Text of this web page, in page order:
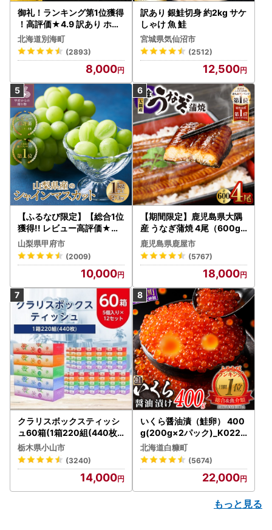
御礼！ランキング第1位獲得
！高評価★4.9 訳あり ホタ
テ 400g（ほたて 帆立 貝柱
冷凍 ）
北海道別海町
(2893)
8,000
訳あり 銀鮭切身 約2kg サケ
しゃけ 魚 鮭
宮城県気仙沼市
(2512)
12,500
【ふるなび限定】【総合1位
獲得!! レビュー高評価★】
〈2026年度配送分〉山梨
県産 シャインマスカット 2
～3房（1.0kg以上）シャイ
ン フルーツ FN-Limited-S
P
山梨県甲府市
(2009)
10,000
【期間限定】鹿児島県大隅
産 うなぎ蒲焼 4尾（600g
） KN007-004-04-cp18
うなぎ 鰻 魚 惣菜 総菜
鹿児島県鹿屋市
(5767)
18,000
クラリスボックスティッシ
ュ60箱(1箱220組(440枚))
(5個入り×12セット)【配送
不可地域：離島・沖縄県】
【1256759】
栃木県小山市
(3240)
14,000
いくら醤油漬（鮭卵） 400
g(200g×2パック)_K022-
1676
北海道白糠町
(5674)
22,000
もっと見る